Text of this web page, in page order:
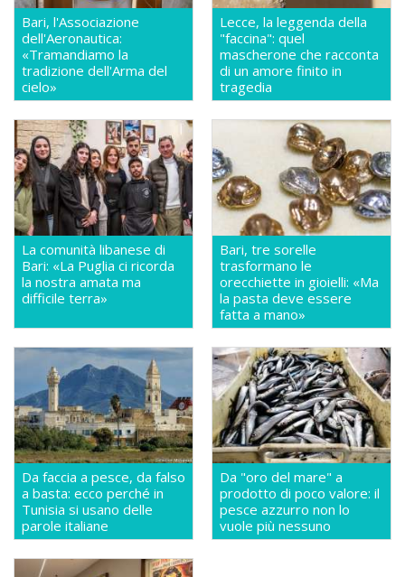
Bari, l'Associazione
dell'Aeronautica:
«Tramandiamo la
tradizione dell'Arma del
cielo»
Lecce, la leggenda della
"faccina": quel
mascherone che racconta
di un amore finito in
tragedia
La comunità libanese di
Bari: «La Puglia ci ricorda
la nostra amata ma
difficile terra»
Bari, tre sorelle
trasformano le
orecchiette in gioielli: «Ma
la pasta deve essere
fatta a mano»
Da faccia a pesce, da falso
a basta: ecco perché in
Tunisia si usano delle
parole italiane
Da "oro del mare" a
prodotto di poco valore: il
pesce azzurro non lo
vuole più nessuno